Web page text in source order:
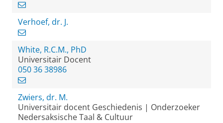
Verhoef, dr. J.
White, R.C.M., PhD
Universitair Docent
050 36 38986
Zwiers, dr. M.
Universitair docent Geschiedenis | Onderzoeker
Nedersaksische Taal & Cultuur